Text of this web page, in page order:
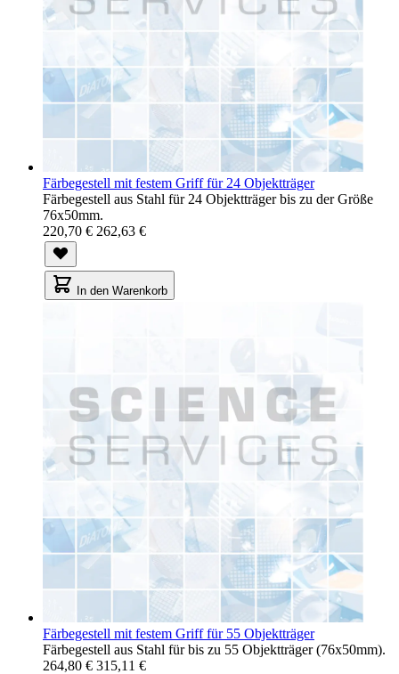
Färbegestell mit festem Griff für 24 Objektträger
Färbegestell aus Stahl für 24 Objektträger bis zu der Größe
76x50mm.
220,70 € 262,63 €
In den Warenkorb
Färbegestell mit festem Griff für 55 Objektträger
Färbegestell aus Stahl für bis zu 55 Objektträger (76x50mm).
264,80 € 315,11 €